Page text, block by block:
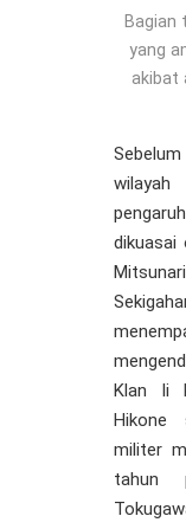
Bagian
yang
akibat
dikuasai
Klan Ii
Hikone
militer
tahun